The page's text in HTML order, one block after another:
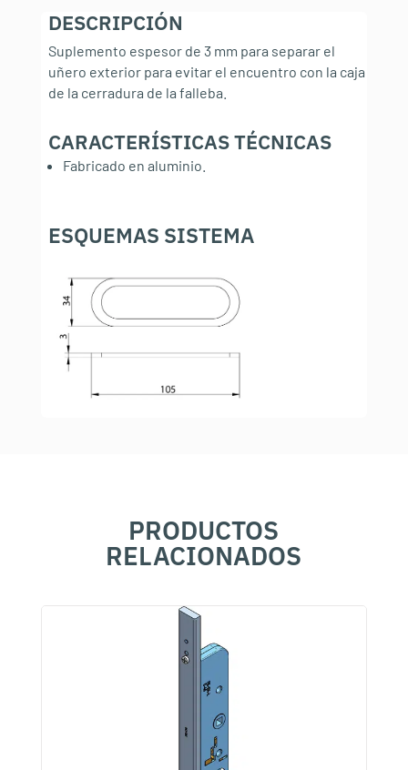
DESCRIPCIÓN
Suplemento espesor de 3 mm para separar el
uñero exterior para evitar el encuentro con la caja
de la cerradura de la falleba.
CARACTERÍSTICAS TÉCNICAS:
Fabricado en aluminio.
ESQUEMAS SISTEMA:
PRODUCTOS
RELACIONADOS